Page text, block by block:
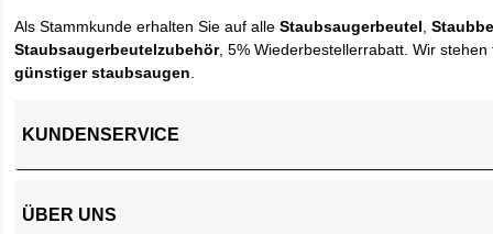
Als Stammkunde erhalten Sie auf alleStaubsaugerbeutel ,
Staubsaugerbeutelzubehör, 5% Wiederbestellerrabatt. Wir
günstiger staubsaugen
KUNDENSERVICE
ÜBER UNS